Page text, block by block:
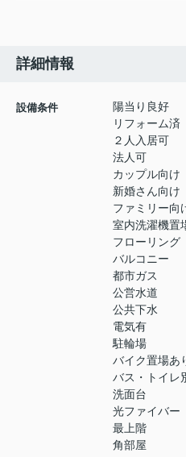
詳細情報
設備条件
陽当り良好
リフォーム済
２人入居可
法人可
カップル向け
新婚さん向け
ファミリー向
室内洗濯機置
フローリング
バルコニー
都市ガス
公営水道
公共下水
電気有
駐輪場
バイク置場あ
バス・トイレ
洗面台
光ファイバー
最上階
角部屋